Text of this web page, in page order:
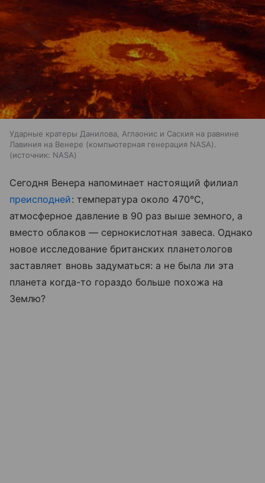
Ударные кратеры Данилова, Аглаонис и Саския на равнине
Лавиния на Венере (компьютерная генерация NASA).
источник: NASA
Сегодня Венера напоминает настоящий филиал
преисподней: температура около 470°C,
атмосферное давление в 90 раз выше земного, а
вместо облаков — сернокислотная завеса. Однако
новое исследование британских планетологов
заставляет вновь задуматься: а не была ли эта
планета когда-то гораздо больше похожа на
Землю?